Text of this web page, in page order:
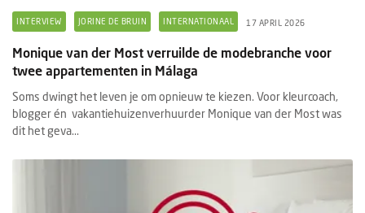
INTERVIEW JORINE DE BRUIN INTERNATIONAAL 17 APRIL 2026
Monique van der Most verruilde de modebranche voor
twee appartementen in Málaga
Soms dwingt het leven je om opnieuw te kiezen. Voor kleurcoach,
blogger én vakantiehuizenverhuurder Monique van der Most was
dit het geva...